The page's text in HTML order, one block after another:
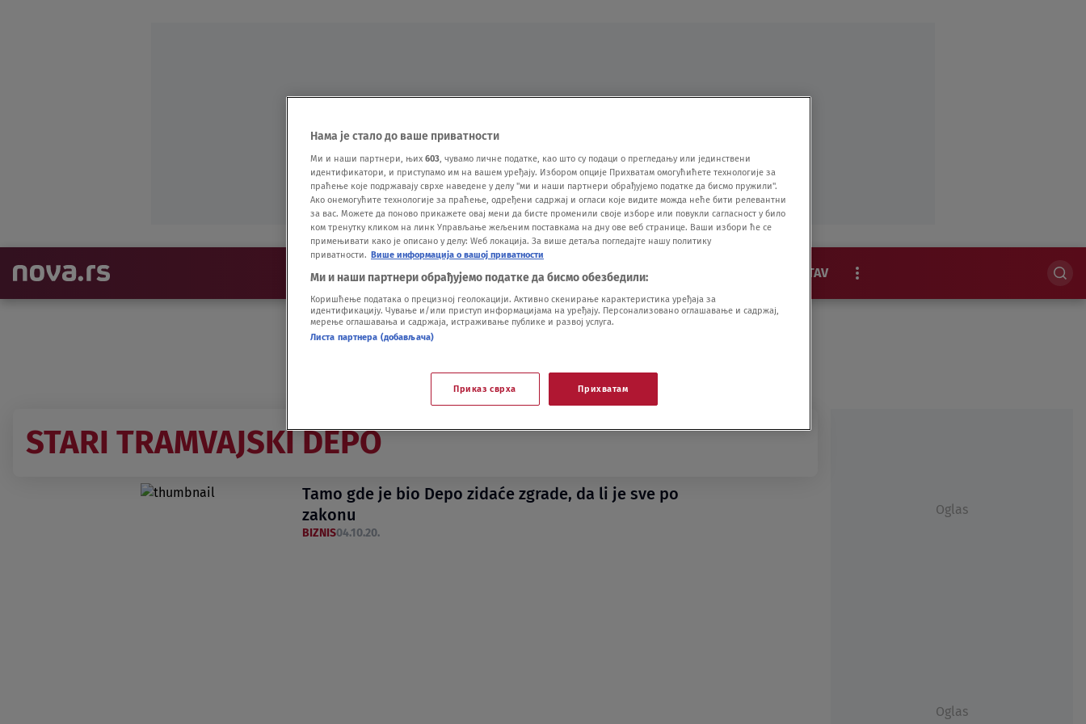
NAJNOVIJE VESTI SHOW SPORT VIDEO NOVA BAZA STAV
EKSKLUZIVNO
STARI TRAMVAJSKI DEPO
Tamo gde je bio Depo zidaće zgrade, da li je sve po
zakonu
BIZNIS04.10.20.
Oglas
Oglas
Нама је стало до ваше приватности
Ми и наши партнери, њих 603, чувамо личне податке, као што су подаци о прегледању или јединствени
идентификатори, и приступамо им на вашем уређају. Избором опције Прихватам омогућићете технологије за
праћење које подржавају сврхе наведене у делу "ми и наши партнери обрађујемо податке да бисмо пружили".
Ако онемогућите технологије за праћење, одређени садржај и огласи које видите можда неће бити релевантни
за вас. Можете да поново прикажете овај мени да бисте променили своје изборе или повукли сагласност у било
ком тренутку кликом на линк Управљање жељеним поставкама на дну ове веб странице. Ваши избори ће се
примењивати како је описано у делу: Wеб локација. За више детаља погледајте нашу политику
приватности. Више информација о вашој приватности
Ми и наши партнери обрађујемо податке да бисмо обезбедили:
Коришћење података о прецизној геолокацији. Активно скенирање карактеристика уређаја за
идентификацију. Чување и/или приступ информацијама на уређају. Персонализовано оглашавање и садржај,
мерење оглашавања и садржаја, истраживање публике и развој услуга.
Листа партнера (добављача)
Приказ сврха Прихватам